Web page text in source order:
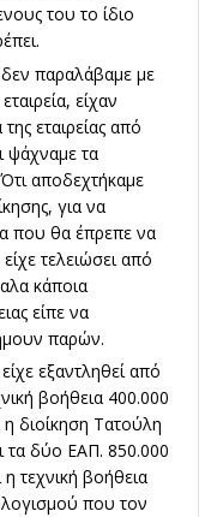
του το ίδιο
δεν παραλάβαμε με
είχαν
εταιρείας από
ψάχναμε τα
αποδεχτήκαμε
για να
που θα έπρεπε να
τελειώσει από
κάποια
είπε να
παρών.
εξαντληθεί από
βοήθεια 400.000
διοίκηση Τατούλη
τα δύο ΕΑΠ. 850.000
τεχνική βοήθεια
που τον